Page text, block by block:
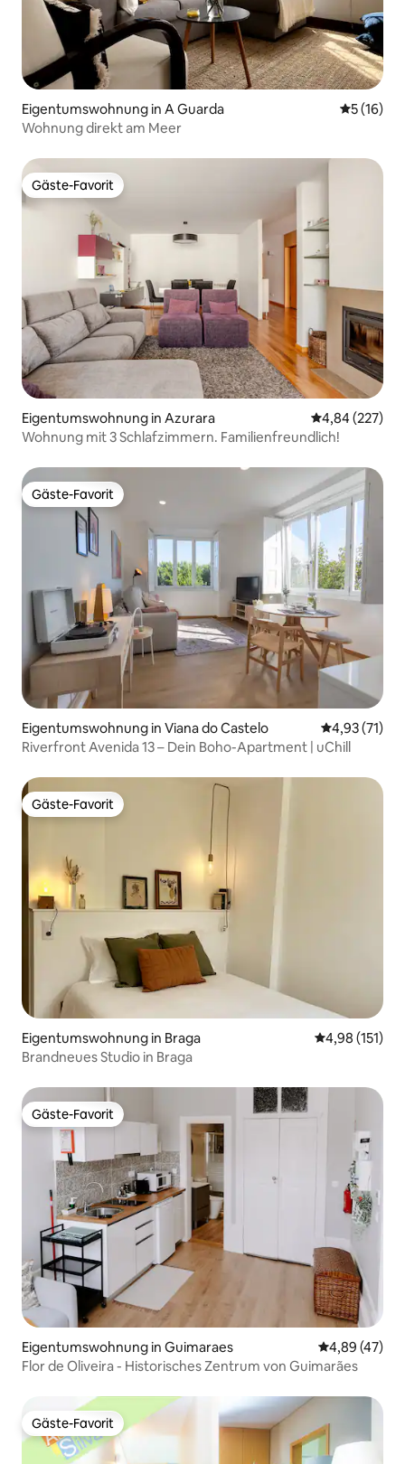
Eigentumswohnung in A Guarda
5 (16)
Wohnung direkt am Meer
Gäste-Favorit
Gäste-Favorit
Eigentumswohnung in Azurara
4,84 (227)
Wohnung mit 3 Schlafzimmern. Familienfreundlich!
Gäste-Favorit
Gäste-Favorit
Eigentumswohnung in Viana do Castelo
4,93 (71)
Riverfront Avenida 13 – Dein Boho-Apartment | uChill
Gäste-Favorit
Gäste-Favorit
Eigentumswohnung in Braga
4,98 (151)
Brandneues Studio in Braga
Gäste-Favorit
Gäste-Favorit
Eigentumswohnung in Guimaraes
4,89 (47)
Flor de Oliveira - Historisches Zentrum von Guimarães
Gäste-Favorit
Gäste-Favorit